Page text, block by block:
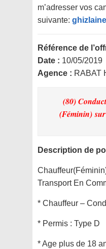
m’adresser vos
suivante:
Référence de
Date : 10/05/2019
Agence : RABAT
(80)
(Féminin)
Description de
Transport En
* Chauffeur –
* Permis : Type D
* Age plus de 18